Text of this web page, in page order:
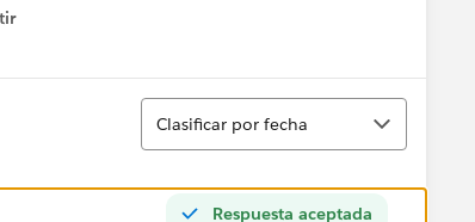
Ordenar
Clasificar por fecha
Respuesta aceptada